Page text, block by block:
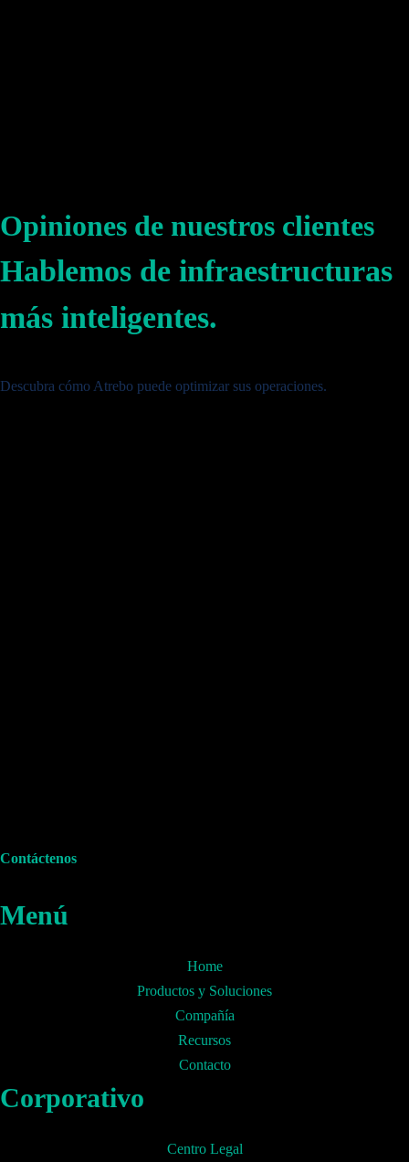
Opiniones de nuestros clientes
Hablemos de infraestructuras
más inteligentes.
Descubra cómo Atrebo puede optimizar sus operaciones.
Contáctenos
Menú
Home
Productos y Soluciones
Compañía
Recursos
Contacto
Corporativo
Centro Legal